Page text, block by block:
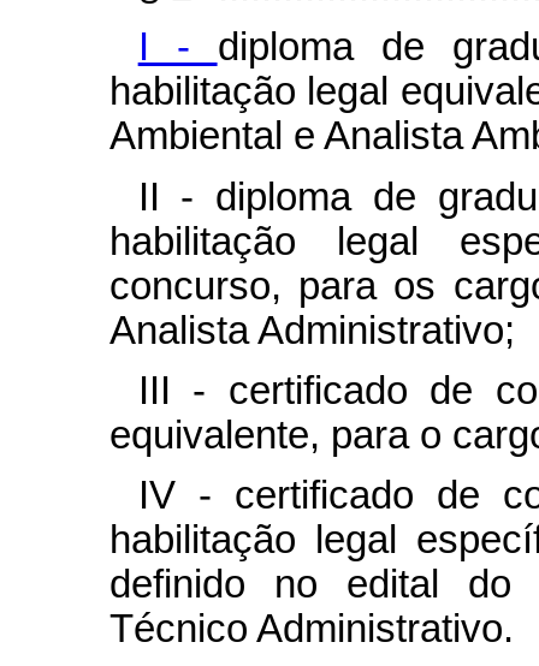
I - diploma de
habilitação legal
Ambiental e Analista
II - diploma de
habilitação legal
concurso, para os
Analista Administrativo;
III - certificado de
equivalente, para o
IV - certificado de
habilitação legal
definido no edital
Técnico Administrativo.